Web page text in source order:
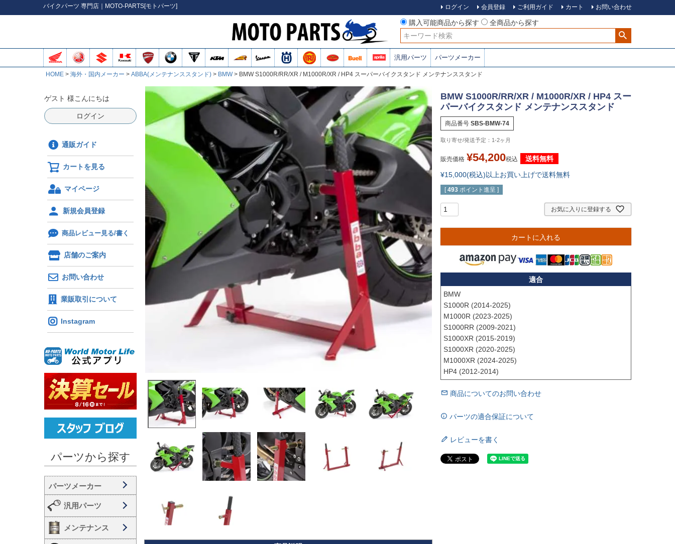
バイクパーツ 専門店｜MOTO-PARTS[モトパーツ] ログイン 会員登録 ご利用ガイド カート お問い合わせ
購入可能商品から探す
全商品から探す
検索
汎用パーツ パーツメーカー
HOME 海外・国内メーカー ABBA(メンテナンススタンド) BMW BMW S1000R/RR/XR / M1000R/XR / HP4 スーパーバイクスタンド メンテナンススタンド
ゲスト 様こんにちは
ログイン
通販ガイド
カートを見る
マイページ
新規会員登録
商品レビュー見る/書く
店舗のご案内
お問い合わせ
業販取引について
Instagram
パーツから探す
汎用パーツ
メンテナンス
BMW S1000R/RR/XR / M1000R/XR / HP4 スー
パーバイクスタンド メンテナンススタンド
商品番号 SBS-BMW-74
1-2ヶ月
販売価格 ¥54,200税込
送料無料
¥15,000(税込)以上お買い上げで送料無料
[ 493 ポイント進呈 ]
お気に入りに登録する
カートに入れる
適合
BMW
S1000R (2014-2025)
M1000R (2023-2025)
S1000RR (2009-2021)
S1000XR (2015-2019)
S1000XR (2020-2025)
M1000XR (2024-2025)
HP4 (2012-2014)
商品についてのお問い合わせ
パーツの適合保証について
レビューを書く